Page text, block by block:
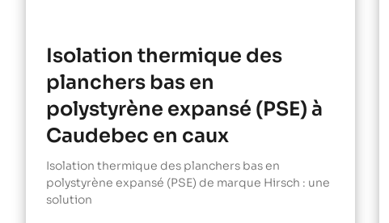
Isolation thermique des
planchers bas en
polystyrène expansé (PSE) à
Caudebec en caux
Isolation thermique des planchers bas en
polystyrène expansé (PSE) de marque Hirsch : une
solution